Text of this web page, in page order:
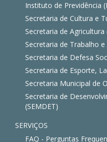
Instituto de Previdência
Secretaria de Cultura e
Secretaria de Agricultura
Secretaria de Trabalho e
Secretaria de Defesa
Secretaria de Esporte,
Secretaria Municipal de
Secretaria de
(SEMDET)
SERVIÇOS
FAQ - Perguntas